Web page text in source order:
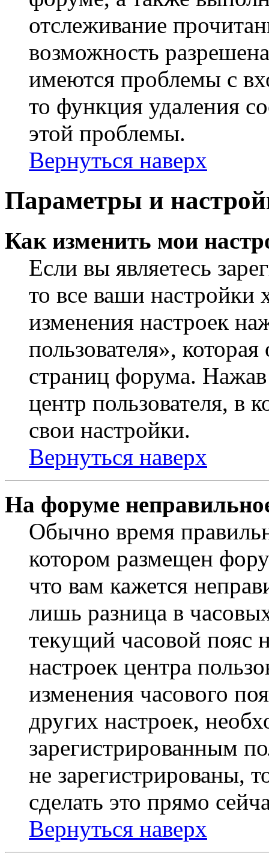
отслеживание
возможность
имеются проблемы с
то функция удаления
этой проблемы.
Вернуться наверх
Параметры и
Как изменить мои
Если вы являетесь
то все ваши настройки
изменения настроек
пользователя»,
страниц форума.
центр пользователя, в
свои настройки.
Вернуться наверх
На форуме
Обычно время
котором размещен
что вам кажется
лишь разница в
текущий часовой пояс
настроек центра
изменения часового
других настроек,
зарегистрированным
не зарегистрированы,
сделать это прямо
Вернуться наверх